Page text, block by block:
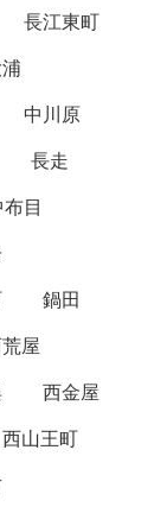
長江東町
中川原
長走
目
鍋田
屋
西金屋
西山王町